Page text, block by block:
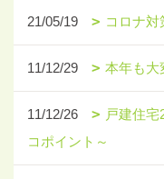
21/05/19 コロナ対
11/12/29 本年も大
11/12/26
戸建住
コポイント～